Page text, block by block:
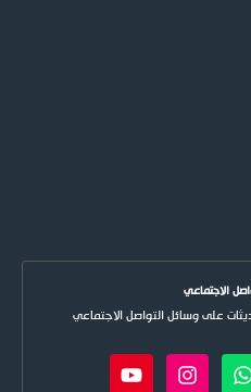
الاجتماعي
على وسائل التواصل الاجتماعي